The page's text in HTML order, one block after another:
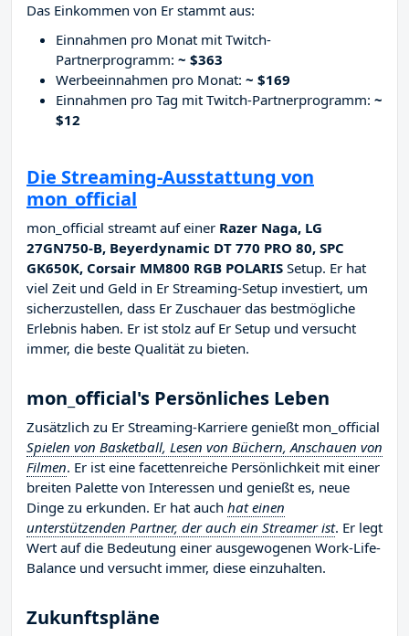
Das Einkommen von Er stammt aus:
Einnahmen pro Monat mit Twitch-
Partnerprogramm: ~ $363
Werbeeinnahmen pro Monat: ~ $169
Einnahmen pro Tag mit Twitch-Partnerprogramm: ~
$12
Die Streaming-Ausstattung von
mon_official
mon_official streamt auf einer Razer Naga, LG
27GN750-B, Beyerdynamic DT 770 PRO 80, SPC
GK650K, Corsair MM800 RGB POLARIS Setup. Er hat
viel Zeit und Geld in Er Streaming-Setup investiert, um
sicherzustellen, dass Er Zuschauer das bestmögliche
Erlebnis haben. Er ist stolz auf Er Setup und versucht
immer, die beste Qualität zu bieten.
mon_official's Persönliches Leben
Zusätzlich zu Er Streaming-Karriere genießt mon_official
Spielen von Basketball, Lesen von Büchern, Anschauen von
Filmen. Er ist eine facettenreiche Persönlichkeit mit einer
breiten Palette von Interessen und genießt es, neue
Dinge zu erkunden. Er hat auch hat einen
unterstützenden Partner, der auch ein Streamer ist. Er legt
Wert auf die Bedeutung einer ausgewogenen Work-Life-
Balance und versucht immer, diese einzuhalten.
Zukunftspläne